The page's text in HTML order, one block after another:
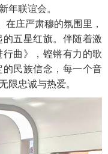
年联谊会。
庄严肃穆的氛围里，
五星红旗。伴随着激
曲》，铿锵有力的歌
民族信念，每一个音
限忠诚与热爱。